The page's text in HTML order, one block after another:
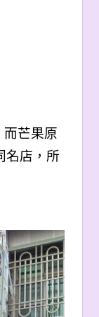
而芒果原
名店，所